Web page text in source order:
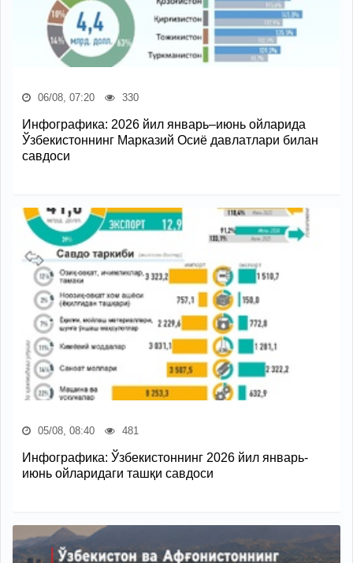
06/08, 07:20 330
Инфографика: 2026 йил январь–июнь ойларида
Ўзбекистоннинг Марказий Осиё давлатлари билан
савдоси
05/08, 08:40 481
Инфографика: Ўзбекистоннинг 2026 йил январь-
июнь ойларидаги ташқи савдоси